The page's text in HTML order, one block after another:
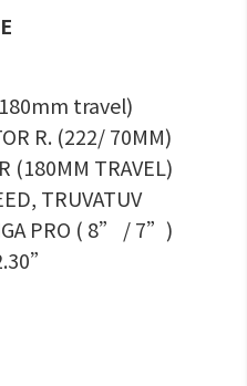
travel)
R. (222/ 70MM)
(180MM TRAVEL)
TRUVATUV
PRO ( 8” / 7”)